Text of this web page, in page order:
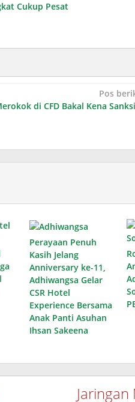
Cukup Pesat
Pos
di CFD Bakal Kena
Perayaan Penuh
Kasih Jelang
Anniversary ke-11,
Adhiwangsa Gelar
CSR Hotel
Experience Bersama
Anak Panti Asuhan
Ihsan Sakeena
Jaringan